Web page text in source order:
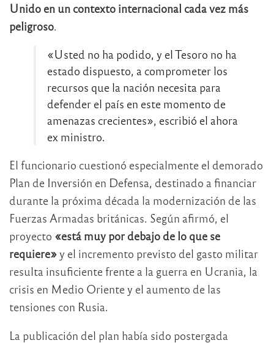
Unido en un contexto internacional cada vez más
peligroso.
«Usted no ha podido, y el Tesoro no ha
estado dispuesto, a comprometer los
recursos que la nación necesita para
defender el país en este momento de
amenazas crecientes», escribió el ahora
ex ministro.
El funcionario cuestionó especialmente el demorado
Plan de Inversión en Defensa, destinado a financiar
durante la próxima década la modernización de las
Fuerzas Armadas británicas. Según afirmó, el
proyecto «está muy por debajo de lo que se
requiere»y el incremento previsto del gasto militar
resulta insuficiente frente a la guerra en Ucrania, la
crisis en Medio Oriente y el aumento de las
tensiones con Rusia.
La publicación del plan había sido postergada